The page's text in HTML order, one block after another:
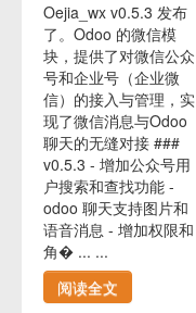
Oejia_wx v0.5.3 发布
了。Odoo 的微信模
块，提供了对微信公众
号和企业号（企业微
信）的接入与管理，实
现了微信消息与Odoo
聊天的无缝对接 ###
v0.5.3 - 增加公众号用
户搜索和查找功能 -
odoo 聊天支持图片和
语音消息 - 增加权限和
角� ... ...
阅读全文